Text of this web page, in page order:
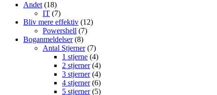
Andet (18)
IT (7)
Bliv mere effektiv (12)
Powershell (7)
Boganmeldelser(8)
Antal Stjerner(7)
1 stjerne (4)
2 stjerner(4)
3 stjerner(4)
4 stjerner(6)
5 stjerner(5)